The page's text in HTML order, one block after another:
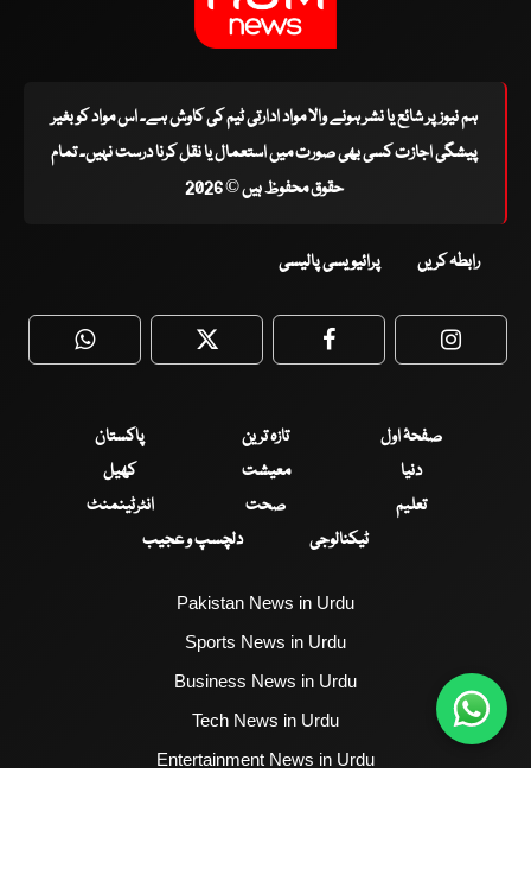
ہم نیوز پر شائع یا نشر ہونے والا مواد ادارتی ٹیم کی کاوش ہے۔ اس مواد کو بغیر
پیشگی اجازت کسی بھی صورت میں استعمال یا نقل کرنا درست نہیں۔ تمام
حقوق محفوظ ہیں © 2026
رابطہ کریں پرائیویسی پالیسی
WhatsApp Twitter Facebook
صفحۂ اول تازہ ترین
پاکستان
دنیا
معیشت
کھیل
تعلیم
صحت
انٹرٹینمنٹ
ٹیکنالوجی
دلچسپ و عجیب
Pakistan News in Urdu
Sports News in Urdu
Business News in Urdu
Tech News in Urdu
Entertainment News in Urdu